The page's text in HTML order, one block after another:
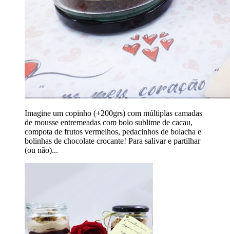
Imagine um copinho (+200grs) com múltiplas camadas
de mousse entremeadas com bolo sublime de cacau,
compota de frutos vermelhos, pedacinhos de bolacha e
bolinhas de chocolate crocante! Para salivar e partilhar
(ou não)...